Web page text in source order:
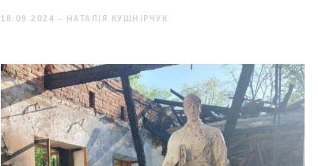
18.09.2024 - НАТАЛІЯ КУШНІРЧУК